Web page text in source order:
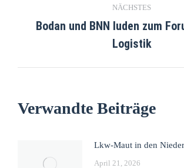
NÄCHSTES
Bodan und BNN luden zum
Logistik
Verwandte Beiträge
Lkw-Maut in den
April 21, 2026